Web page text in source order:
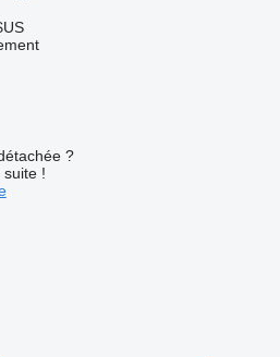
?
suite !